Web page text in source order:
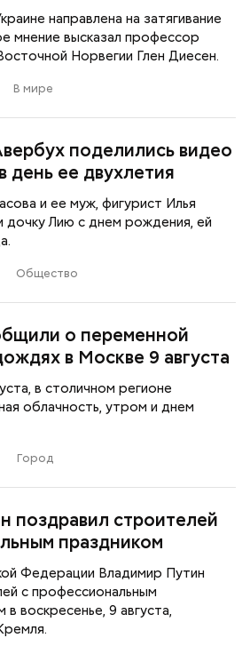
направлена на затягивание
мнение высказал профессор
Норвегии Глен Диесен.
В мире
поделились видео
день ее двухлетия
и ее муж, фигурист Илья
дочку Лию с днем рождения, ей
Общество
о переменной
в Москве 9 августа
в столичном регионе
облачность, утром и днем
Город
поздравил строителей
праздником
Федерации Владимир Путин
с профессиональным
воскресенье, 9 августа,